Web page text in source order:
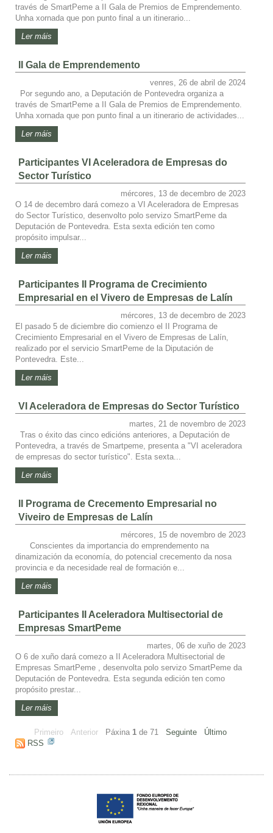
través de SmartPeme a II Gala de Premios de Emprendemento.
Unha xornada que pon punto final a un itinerario...
Ler máis
II Gala de Emprendemento
venres, 26 de abril de 2024
Por segundo ano, a Deputación de Pontevedra organiza a
través de SmartPeme a II Gala de Premios de Emprendemento.
Unha xornada que pon punto final a un itinerario de actividades...
Ler máis
Participantes VI Aceleradora de Empresas do
Sector Turístico
mércores, 13 de decembro de 2023
O 14 de decembro dará comezo a VI Aceleradora de Empresas
do Sector Turístico, desenvolto polo servizo SmartPeme da
Deputación de Pontevedra. Esta sexta edición ten como
propósito impulsar...
Ler máis
Participantes II Programa de Crecimiento
Empresarial en el Vivero de Empresas de Lalín
mércores, 13 de decembro de 2023
El pasado 5 de diciembre dio comienzo el II Programa de
Crecimiento Empresarial en el Vivero de Empresas de Lalín,
realizado por el servicio SmartPeme de la Diputación de
Pontevedra. Este...
Ler máis
VI Aceleradora de Empresas do Sector Turístico
martes, 21 de novembro de 2023
Tras o éxito das cinco edicións anteriores, a Deputación de
Pontevedra, a través de Smartpeme, presenta a "VI aceleradora
de empresas do sector turístico". Esta sexta...
Ler máis
II Programa de Crecemento Empresarial no
Viveiro de Empresas de Lalín
mércores, 15 de novembro de 2023
Conscientes da importancia do emprendemento na
dinamización da economía, do potencial crecemento da nosa
provincia e da necesidade real de formación e...
Ler máis
Participantes II Aceleradora Multisectorial de
Empresas SmartPeme
martes, 06 de xuño de 2023
O 6 de xuño dará comezo a II Aceleradora Multisectorial de
Empresas SmartPeme , desenvolta polo servizo SmartPeme da
Deputación de Pontevedra. Esta segunda edición ten como
propósito prestar...
Ler máis
Primeiro Anterior Páxina 1 de 71 Seguinte
Último
RSS